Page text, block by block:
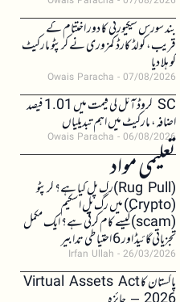
بند سورس سیکیورٹی کا دور اختتام کے
قریب، کولڈ کارڈ کمزوری نے کرپٹو مارکیٹ
کو ہلا دیا
Owais Paracha 07/08/2026
SC کروڈ آئل کی قیمت میں 1.01 فیصد
اضافہ، مارکیٹ میں اہم تبدیلیاں
Owais Paracha 06/08/2026
تعلیمی مواد(Rug Pull)رگ پل کیا ہے؟ کرپٹو
(Crypto) میں رگ پل اسکیم
(scam)کیسے کام کرتی ہے؟ ایک مکمل
تجزیاتی گائیڈ اور 6 احتیاطی تدابیر
Irfan Ullah 26/03/2026
پاکستان کا Virtual Assets Act